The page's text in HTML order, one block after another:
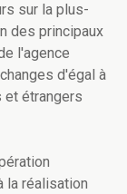
sur la plus-
des principaux
l'agence
d'égal à
étrangers
la réalisation